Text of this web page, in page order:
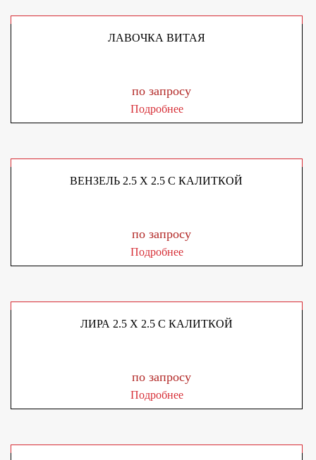
ЛАВОЧКА ВИТАЯ
по запросу
Подробнее
ВЕНЗЕЛЬ 2.5 X 2.5 С КАЛИТКОЙ
по запросу
Подробнее
ЛИРА 2.5 X 2.5 С КАЛИТКОЙ
по запросу
Подробнее